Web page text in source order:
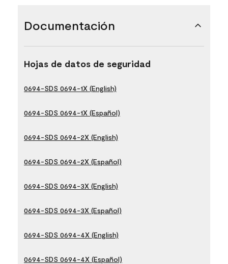
Documentación
Hojas de datos de seguridad
0694-SDS 0694-1X (English)
0694-SDS 0694-1X (Español)
0694-SDS 0694-2X (English)
0694-SDS 0694-2X (Español)
0694-SDS 0694-3X (English)
0694-SDS 0694-3X (Español)
0694-SDS 0694-4X (English)
0694-SDS 0694-4X (Español)